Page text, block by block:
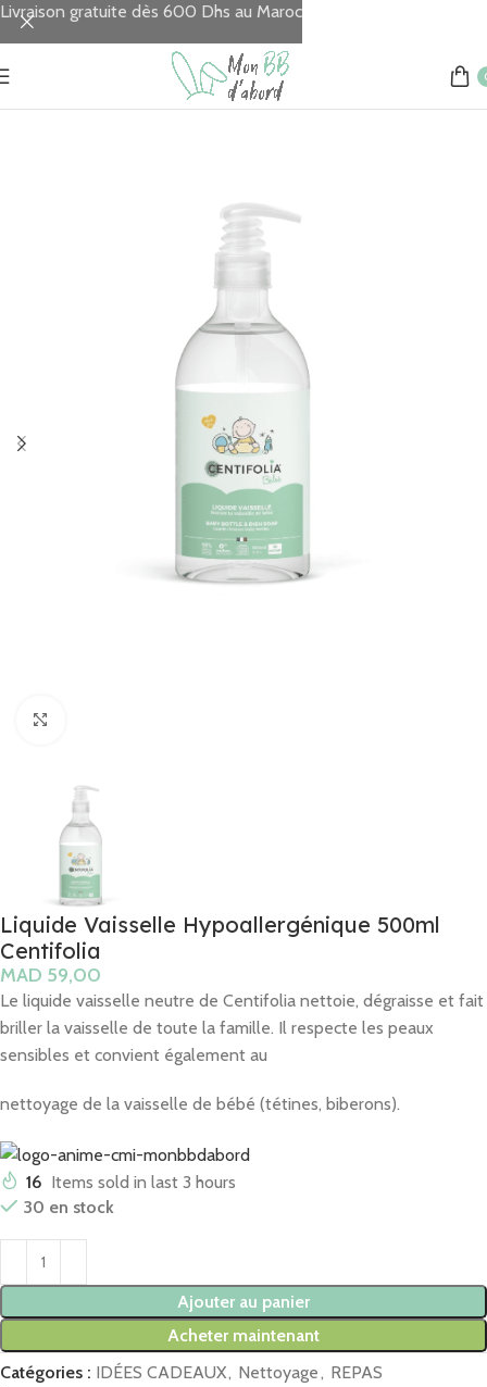
Accueil Nettoyage
Liquide Vaisselle Hypoallergénique 500ml
Centifolia
MAD
Le liquide vaisselle neutre de Centifolia nettoie, dégraisse et fait
briller la vaisselle de toute la famille. Il respecte les peaux
sensibles et convient également au
nettoyage de la vaisselle de bébé (tétines, biberons).
16 Items sold in last 3 hours
30 en stock
Ajouter au panier
Acheter maintenant
Catégories : IDÉES CADEAUX, Nettoyage, REPAS
Livraison gratuite dès 600 Dhs au Maroc